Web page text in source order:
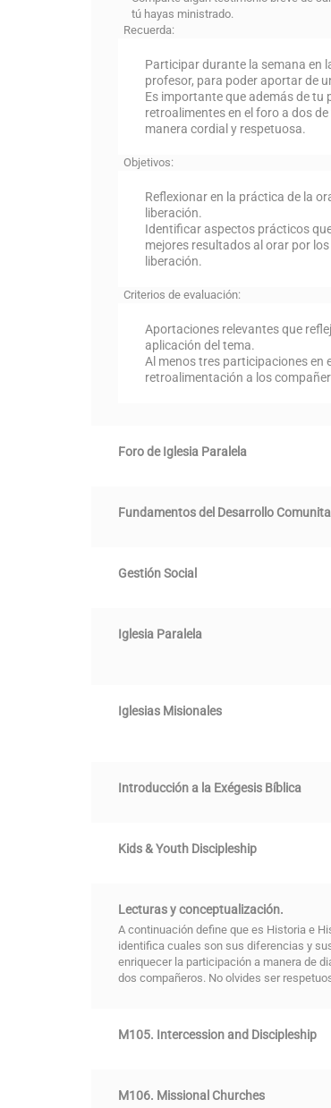
tú hayas ministrado.
Recuerda:
Participar durante la semana en
profesor, para poder aportar de
Es importante que además de tu
retroalimentes en el foro a dos
manera cordial y respetuosa.
Objetivos:
Reflexionar en la práctica de la
liberación.
Identificar aspectos prácticos
mejores resultados al orar por
liberación.
Criterios de evaluación:
Aportaciones relevantes que
aplicación del tema.
Al menos tres participaciones en
retroalimentación a los
Foro de Iglesia Paralela
Fundamentos del Desarrollo
Gestión Social
Iglesia Paralela
Iglesias Misionales
Introducción a la Exégesis Bíblica
Kids & Youth Discipleship
Lecturas y conceptualización.
A continuación define que es Historia e
identifica cuales son sus diferencias y
enriquecer la participación a manera de
dos compañeros. No olvides ser
M105. Intercession and Discipleship
M106. Missional Churches